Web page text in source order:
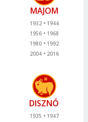
MAJOM
1932
1944
1956
1968
1980
1992
2004
2016
DISZNÓ
1935
1947